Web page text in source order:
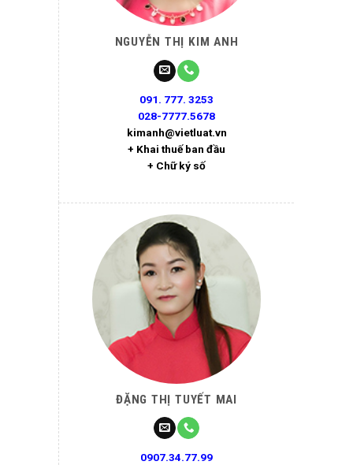
NGUYỄN THỊ KIM ANH
091. 777. 3253
028-7777.5678
kimanh@vietluat.vn
+ Khai thuế ban đầu
+ Chữ ký số
ĐẶNG THỊ TUYẾT MAI
0907.34.77.99